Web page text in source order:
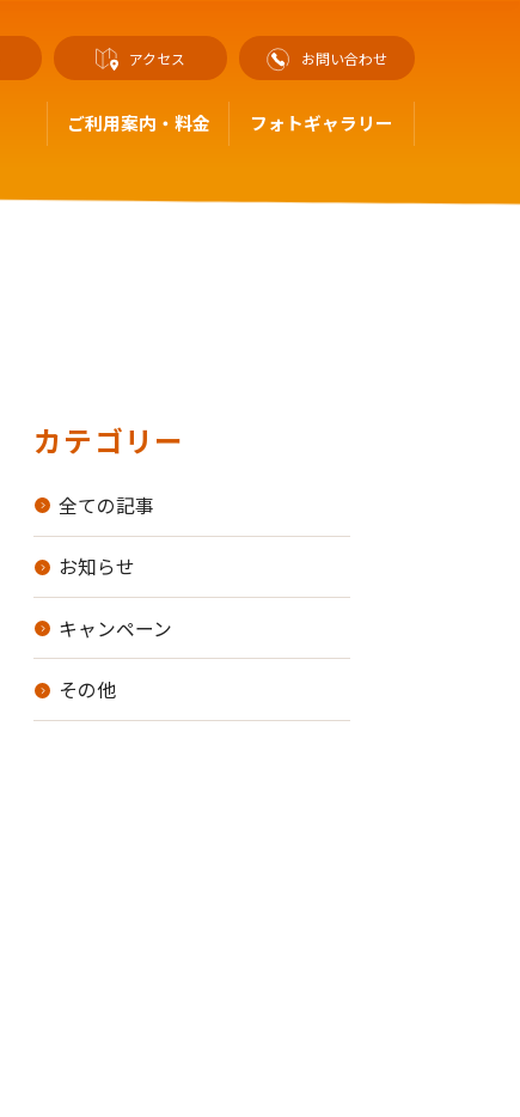
アクセス お問い合わせ
ご利用案内・料金 フォトギャラリー
カテゴリー
全ての記事
お知らせ
キャンペーン
その他